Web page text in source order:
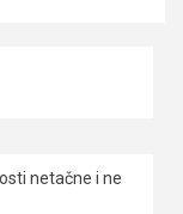
netačne i ne